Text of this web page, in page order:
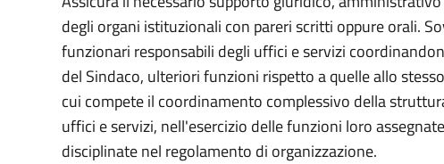
degli organi istituzionali con pareri scritti oppure orali.
funzionari responsabili degli uffici e servizi
del Sindaco, ulteriori funzioni rispetto a quelle allo
cui compete il coordinamento complessivo della
uffici e servizi, nell'esercizio delle funzioni loro
disciplinate nel regolamento di organizzazione.